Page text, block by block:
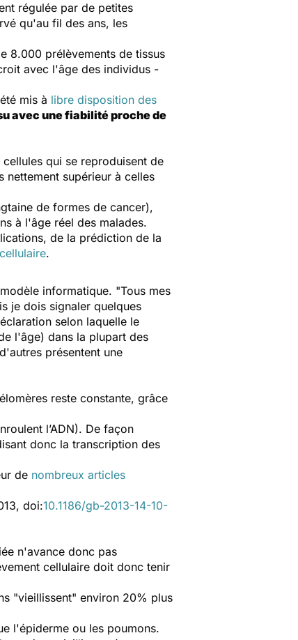
régulée par de petites
qu'au fil des ans, les
8.000 prélèvements de tissus
avec l'âge des individus -
mis à libre disposition des
avec une fiabilité proche de
qui se reproduisent de
nettement supérieur à celles
de formes de cancer),
à l'âge réel des malades.
de la prédiction de la
.
informatique. "Tous mes
je dois signaler quelques
selon laquelle le
l'âge) dans la plupart des
présentent une
reste constante, grâce
l’ADN). De façon
donc la transcription des
de nombreux articles
doi:10.1186/gb-2013-14-10-
n'avance donc pas
cellulaire doit donc tenir
"vieillissent" environ 20% plus
l'épiderme ou les poumons.